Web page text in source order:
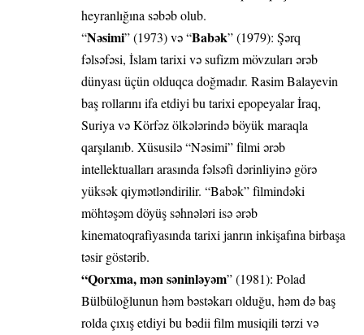
heyranlığına səbəb olub.
“Nəsimi” (1973) və “Babək” (1979): Şərq
fəlsəfəsi, İslam tarixi və sufizm mövzuları ərəb
dünyası üçün olduqca doğmadır. Rasim Balayevin
baş rollarını ifa etdiyi bu tarixi epopeyalar İraq,
Suriya və Körfəz ölkələrində böyük maraqla
qarşılanıb. Xüsusilə “Nəsimi” filmi ərəb
intellektualları arasında fəlsəfi dərinliyinə görə
yüksək qiymətləndirilir. “Babək” filmindəki
möhtəşəm döyüş səhnələri isə ərəb
kinematoqrafiyasında tarixi janrın inkişafına birbaşa
təsir göstərib.
“Qorxma, mən səninləyəm” (1981): Polad
Bülbüloğlunun həm bəstəkarı olduğu, həm də baş
rolda çıxış etdiyi bu bədii film musiqili tərzi və